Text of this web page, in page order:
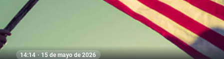
14:14 · 15 de mayo de 2026